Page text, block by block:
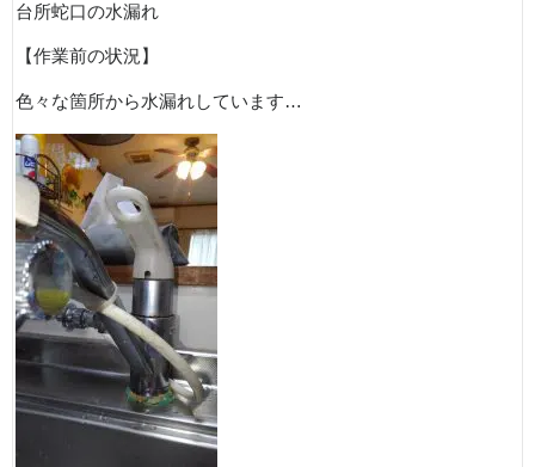
台所蛇口の水漏れ
【作業前の状況】
色々な箇所から水漏れしています…